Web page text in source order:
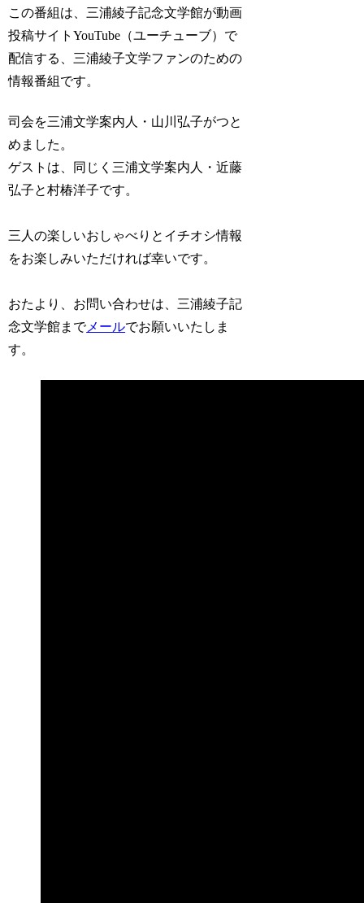
この番組は、三浦綾子記念文学館が動画
投稿サイトYouTube（ユーチューブ）で
配信する、三浦綾子文学ファンのための
情報番組です。
司会を三浦文学案内人・山川弘子がつと
めました。
ゲストは、同じく三浦文学案内人・近藤
弘子と村椿洋子です。
三人の楽しいおしゃべりとイチオシ情報
をお楽しみいただければ幸いです。
おたより、お問い合わせは、三浦綾子記
念文学館までメールでお願いいたしま
す。